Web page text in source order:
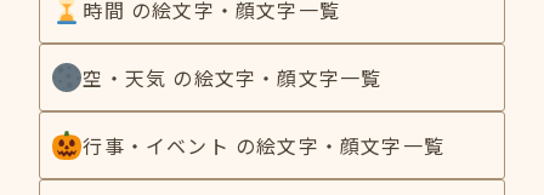
時間 の絵文字・顔文字一覧
空・天気 の絵文字・顔文字一覧
行事・イベント の絵文字・顔文字一覧